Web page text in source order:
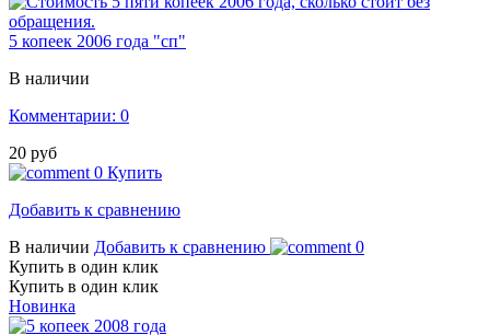
5 копеек 2006 года "сп"
В наличии
Комментарии: 0
20 руб
0 Купить
Добавить к сравнению
В наличии Добавить к сравнению
0
Купить в один клик
Купить в один клик
Новинка